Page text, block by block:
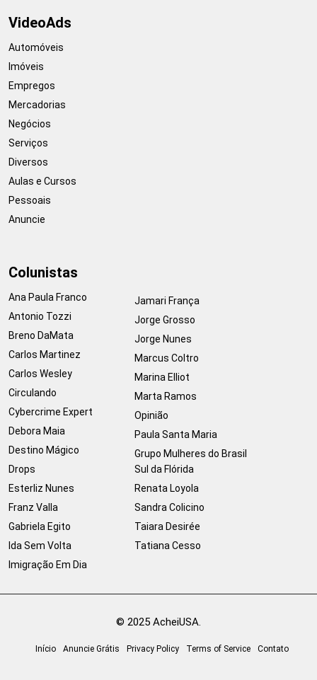
VideoAds
Automóveis
Imóveis
Empregos
Mercadorias
Negócios
Serviços
Diversos
Aulas e Cursos
Pessoais
Anuncie
Colunistas
Ana Paula Franco
Antonio Tozzi
Breno DaMata
Carlos Martinez
Carlos Wesley
Circulando
Cybercrime Expert
Debora Maia
Destino Mágico
Drops
Esterliz Nunes
Franz Valla
Gabriela Egito
Ida Sem Volta
Imigração Em Dia
Jamari França
Jorge Grosso
Jorge Nunes
Marcus Coltro
Marina Elliot
Marta Ramos
Opinião
Paula Santa Maria
Grupo Mulheres do Brasil
Sul da Flórida
Renata Loyola
Sandra Colicino
Taiara Desirée
Tatiana Cesso
© 2025 AcheiUSA.
Início Anuncie Grátis Privacy Policy Terms of Service Contato